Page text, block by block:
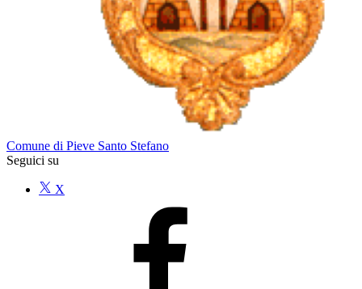
Comune di Pieve Santo Stefano
Seguici su
X